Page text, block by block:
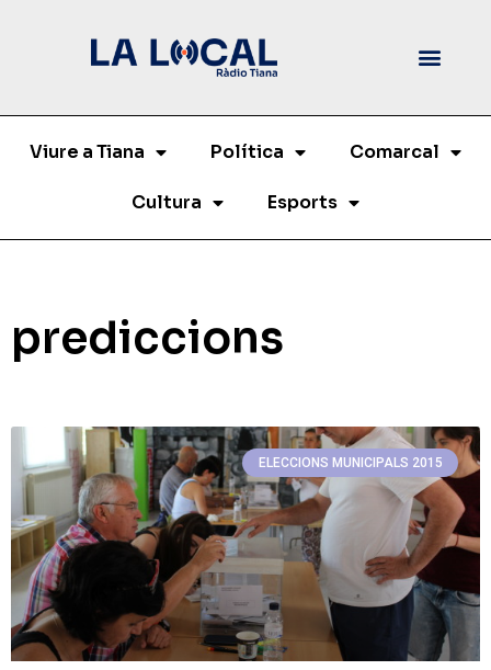
Viure a Tiana Política Comarcal
Cultura Esports
prediccions
ELECCIONS MUNICIPALS 2015